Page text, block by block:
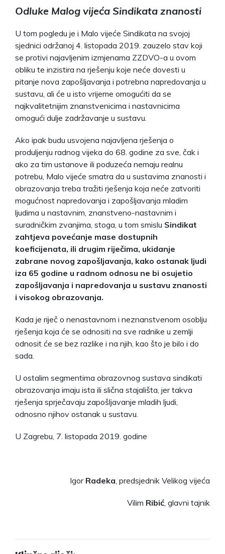
Odluke Malog vijeća Sindikata znanosti
U tom pogledu je i Malo vijeće Sindikata na svojoj
sjednici održanoj 4. listopada 2019. zauzelo stav koji
se protivi najavljenim izmjenama ZZDVO-a u ovom
obliku te inzistira na rješenju koje neće dovesti u
pitanje nova zapošljavanja i potrebna napredovanja u
sustavu, ali će u isto vrijeme omogućiti da se
najkvalitetnijim znanstvenicima i nastavnicima
omogući dulje zadržavanje u sustavu.
Ako ipak budu usvojena najavljena rješenja o
produljenju radnog vijeka do 68. godine za sve, čak i
ako za tim ustanove ili poduzeća nemaju realnu
potrebu, Malo vijeće smatra da u sustavima znanosti i
obrazovanja treba tražiti rješenja koja neće zatvoriti
mogućnost napredovanja i zapošljavanja mladim
ljudima u nastavnim, znanstveno-nastavnim i
suradničkim zvanjima, stoga, u tom smislu Sindikat
zahtjeva povećanje mase dostupnih
koeficijenata, ili drugim riječima, ukidanje
zabrane novog zapošljavanja, kako ostanak ljudi
iza 65 godine u radnom odnosu ne bi osujetio
zapošljavanja i napredovanja u sustavu znanosti
i visokog obrazovanja.
Kada je riječ o nenastavnom i neznanstvenom osoblju
rješenja koja će se odnositi na sve radnike u zemlji
odnosit će se bez razlike i na njih, kao što je bilo i do
sada.
U ostalim segmentima obrazovnog sustava sindikati
obrazovanja imaju ista ili slična stajališta, jer takva
rješenja sprječavaju zapošljavanje mladih ljudi,
odnosno njihov ostanak u sustavu.
U Zagrebu, 7. listopada 2019. godine
Igor Radeka , predsjednik Velikog vijeća
Vilim Ribić , glavni tajnik